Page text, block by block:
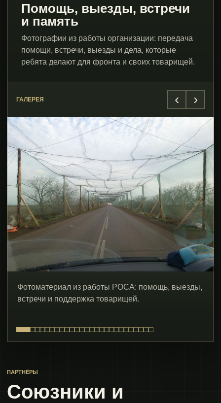
Помощь, выезды, встречи
и память
Фотографии из работы организации: передача
помощи, встречи, выезды и дела, которые
ребята делают для фронта и своих товарищей.
ГАЛЕРЕЯ ‹ ›
Фотоматериал из работы РОСА: помощь, выезды,
встречи и поддержка товарищей.
ПАРТНЁРЫ
Союзники и